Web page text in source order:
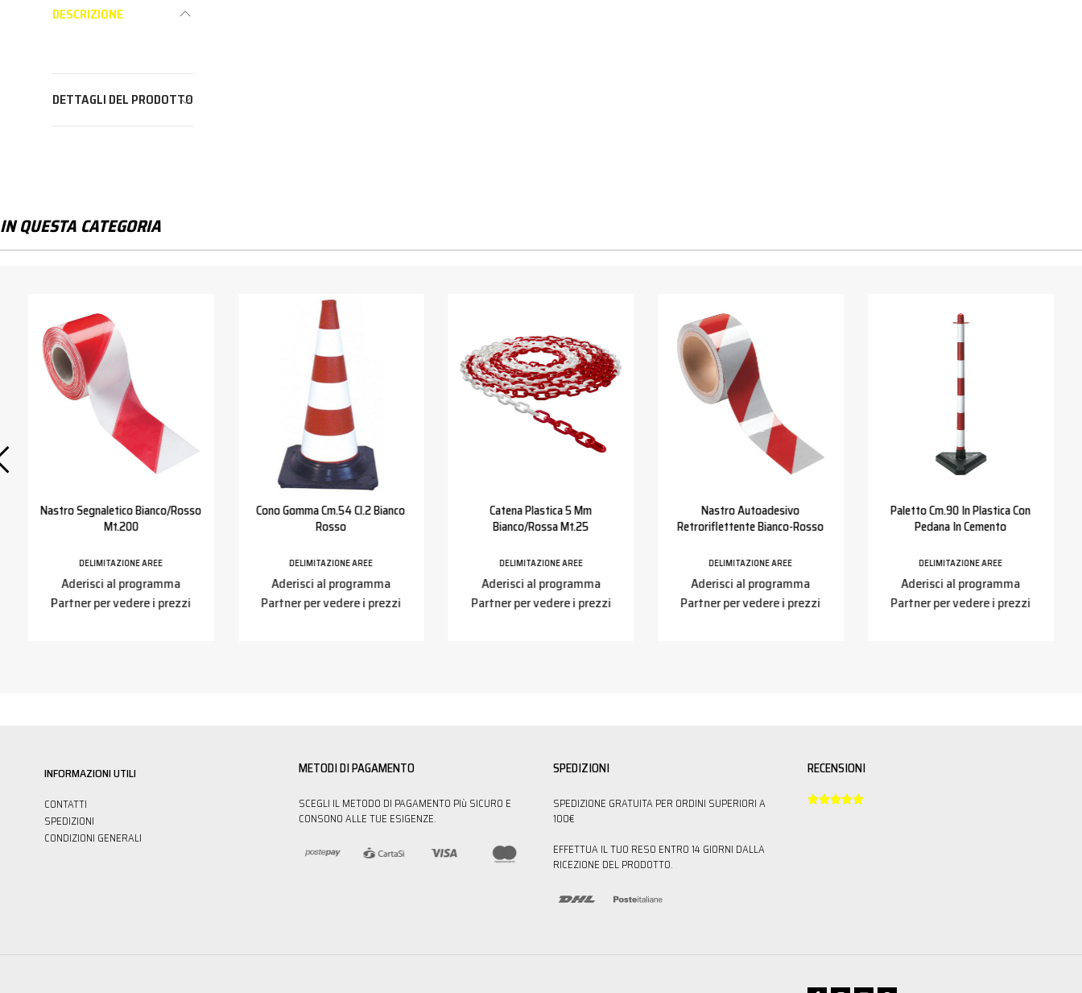
DESCRIZIONE
DETTAGLI DEL PRODOTTO
IN QUESTA CATEGORIA
Nastro Segnaletico Bianco/rosso
Mt.200
DELIMITAZIONE AREE
Aderisci al programma
Partner per vedere i prezzi
Cono Gomma Cm.54 Cl.2 Bianco
Rosso
DELIMITAZIONE AREE
Aderisci al programma
Partner per vedere i prezzi
Catena Plastica 5 Mm
Bianco/rossa Mt.25
DELIMITAZIONE AREE
Aderisci al programma
Partner per vedere i prezzi
Nastro Autoadesivo
Retroriflettente Bianco-Rosso
DELIMITAZIONE AREE
Aderisci al programma
Partner per vedere i prezzi
Paletto Cm.90 In Plastica Con
Pedana In Cemento
DELIMITAZIONE AREE
Aderisci al programma
Partner per vedere i prezzi
INFORMAZIONI UTILI
CONTATTI
SPEDIZIONI
CONDIZIONI GENERALI
METODI DI PAGAMENTO
SCEGLI IL METODO DI PAGAMENTO PIù SICURO E
CONSONO ALLE TUE ESIGENZE.
SPEDIZIONI
SPEDIZIONE GRATUITA PER ORDINI SUPERIORI A
100€
EFFETTUA IL TUO RESO ENTRO 14 GIORNI DALLA
RICEZIONE DEL PRODOTTO.
RECENSIONI
